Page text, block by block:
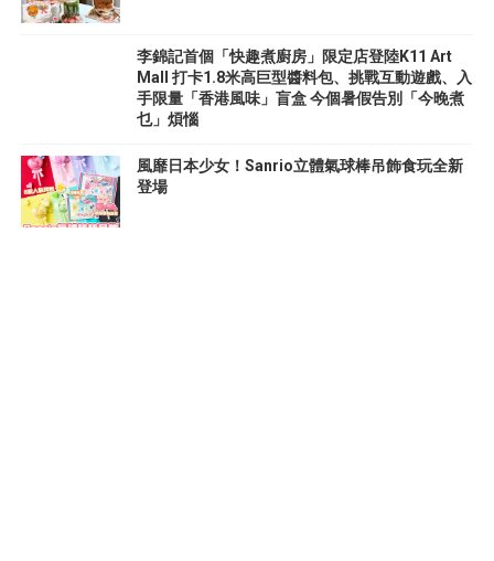
李錦記首個「快趣煮廚房」限定店登陸K11 Art
Mall 打卡1.8米高巨型醬料包、挑戰互動遊戲、入
手限量「香港風味」盲盒 今個暑假告別「今晚煮
乜」煩惱
風靡日本少女！Sanrio立體氣球棒吊飾食玩全新
登場